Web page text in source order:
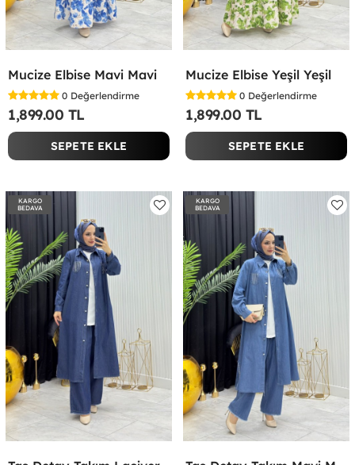
Mucize Elbise Mavi Mavi
0 Değerlendirme
1,899.00 TL
SEPETE EKLE
Mucize Elbise Yeşil Yeşil
0 Değerlendirme
1,899.00 TL
SEPETE EKLE
KARGO
BEDAVA
KARGO
BEDAVA